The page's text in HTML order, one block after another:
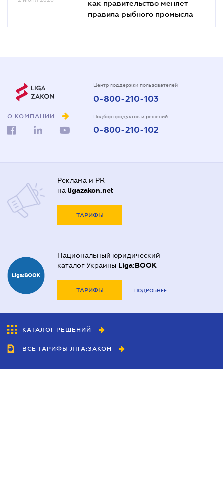
как правительство меняет
правила рыбного промысла
О КОМПАНИИ
Центр поддержки пользователей
0-800-210-103
Подбор продуктов и решений
0-800-210-102
Реклама и PR
на ligazakon.net
ТАРИФЫ
Национальный юридический
каталог Украины Liga:BOOK
ТАРИФЫ ПОДРОБНЕЕ
КАТАЛОГ РЕШЕНИЙ
ВСЕ ТАРИФЫ ЛІГА:ЗАКОН